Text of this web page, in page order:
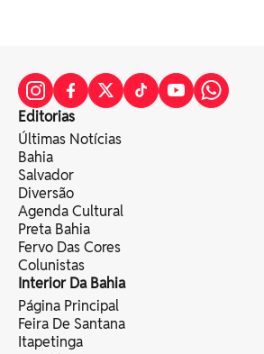
Editorias
Últimas Notícias
Bahia
Salvador
Diversão
Agenda Cultural
Preta Bahia
Fervo Das Cores
Colunistas
Interior Da Bahia
Página Principal
Feira De Santana
Itapetinga